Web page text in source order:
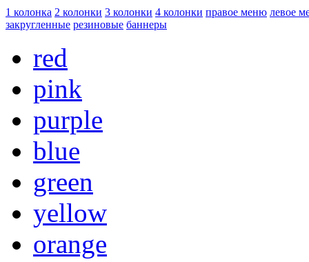
1 колонка 2 колонки 3 колонки 4 колонки правое меню левое
закругленные резиновые баннеры
red
pink
purple
blue
green
yellow
orange